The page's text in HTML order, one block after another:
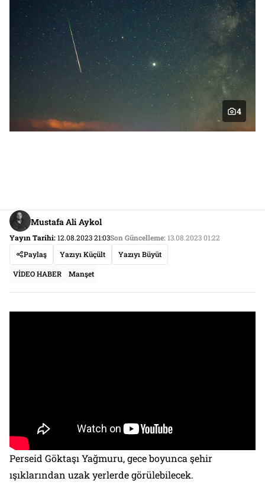
4
Mustafa Ali Aykol
Yayın Tarihi:12.08.2023 21:03Son Güncelleme:13.08.2023 01:22
Paylaş
Yazıyı Küçült Yazıyı Büyüt
VİDEO HABER Manşet
Perseid Göktaşı Yağmuru, gece boyunca şehir
ışıklarından uzak yerlerde görülebilecek.